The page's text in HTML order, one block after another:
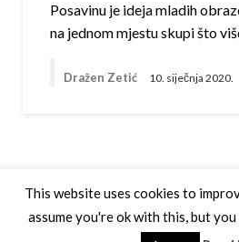
Posavinu je ideja mladih
na jednom mjestu skupi što
Dražen Zetić 10. siječnja 2020.
This website uses cookies to
assume you're ok with this, but